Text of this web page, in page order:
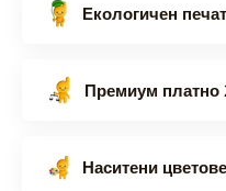
Екологичен печат
Премиум платно
Наситени цветове